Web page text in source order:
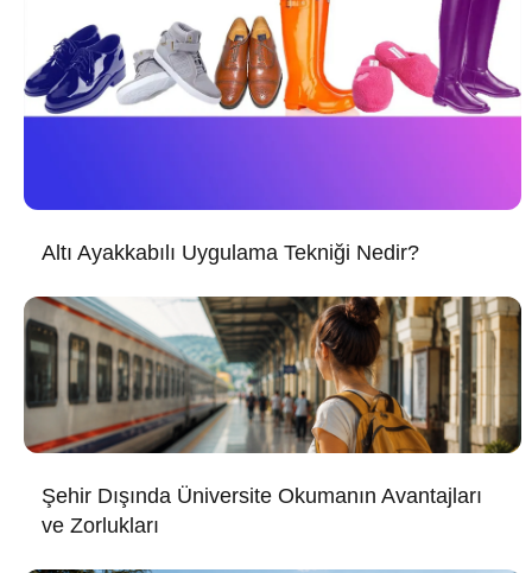
Altı Ayakkabılı Uygulama Tekniği Nedir?
Şehir Dışında Üniversite Okumanın Avantajları
ve Zorlukları